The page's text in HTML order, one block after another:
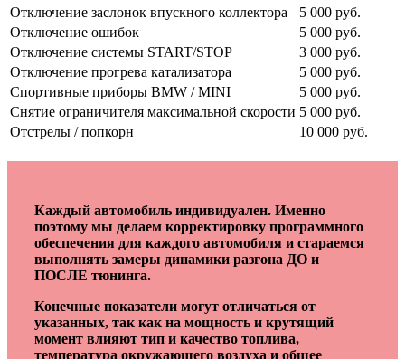
Отключение заслонок впускного коллектора
5 000 руб.
Отключение ошибок
5 000 руб.
Отключение системы START/STOP
3 000 руб.
Отключение прогрева катализатора
5 000 руб.
Спортивные приборы BMW / MINI
5 000 руб.
Снятие ограничителя максимальной скорости 5 000 руб.
Отстрелы / попкорн
10 000 руб.
Каждый автомобиль индивидуален. Именно
поэтому мы делаем корректировку программного
обеспечения для каждого автомобиля и стараемся
выполнять замеры динамики разгона ДО и
ПОСЛЕ тюнинга.
Конечные показатели могут отличаться от
указанных, так как на мощность и крутящий
момент влияют тип и качество топлива,
температура окружающего воздуха и общее